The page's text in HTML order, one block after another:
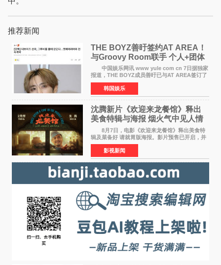
推荐新闻
THE BOYZ善旴签约AT AREA！
与Groovy Room联手 个人+团体
活动并行
中国娱乐网讯 www yule com cn 7日据独家
报道，THE BOYZ成员善旴已与AT AREA签订了
专属合约。AT AREA是由知名制作人组合
Groovy Room创立的hip-hop厂牌，旗下拥有多
位实力派音乐人，在韩
韩国娱乐
沈腾新片《欢迎来龙餐馆》释出
美食特辑与海报 烟火气中见人情
温暖
8月7日，电影《欢迎来龙餐馆》释出美食特
辑及菜备好 请就胃版海报。影片预售已开启，并
将于8月8日至10日14:00-21:00举行全国超前点
映。电影《欢迎来龙餐馆》作为战争美食喜剧大
片，讲述了中国
影视新闻